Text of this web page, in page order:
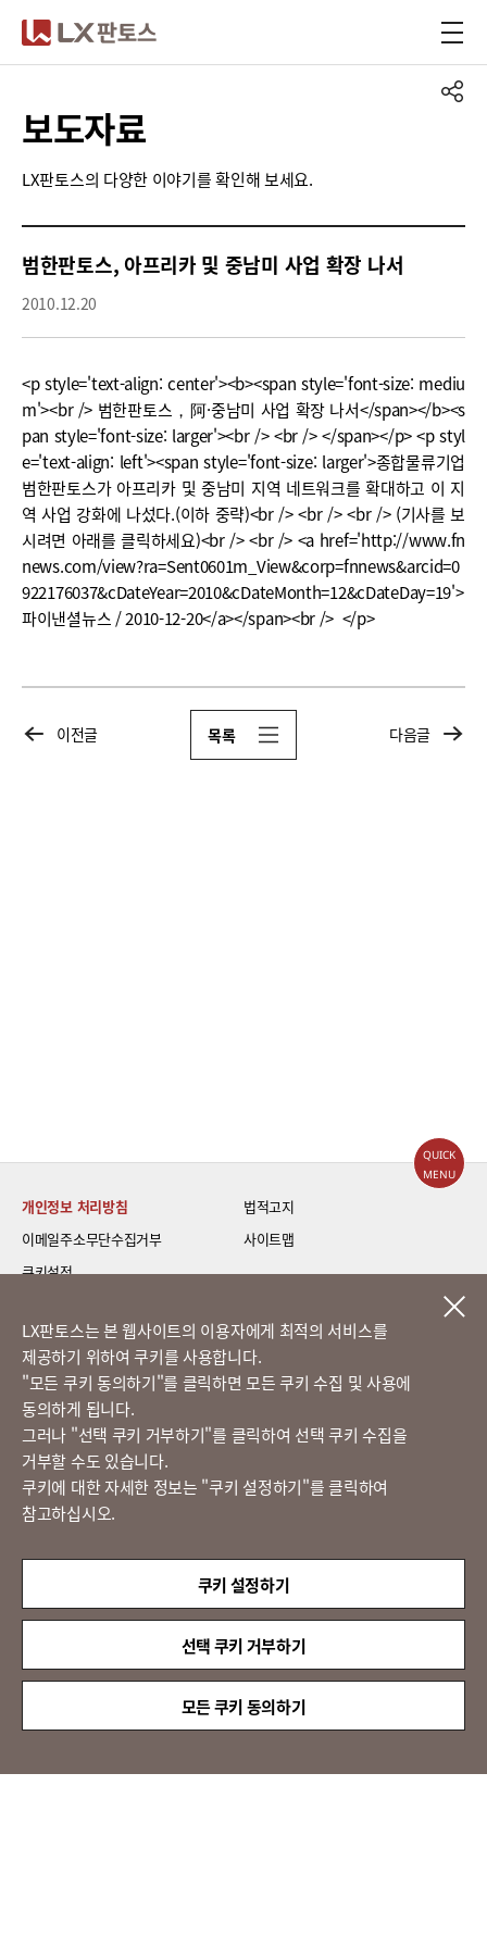
보도자료
LX판토스의 다양한 이야기를 확인해 보세요.
범한판토스, 아프리카 및 중남미 사업 확장 나서
2010.12.20
<p style='text-align: center'><b><span style='font-size: mediu
m'><br /> 범한판토스，阿·중남미 사업 확장 나서</span></b><s
pan style='font-size: larger'><br /> <br /> </span></p> <p styl
e='text-align: left'><span style='font-size: larger'>종합물류기업
범한판토스가 아프리카 및 중남미 지역 네트워크를 확대하고 이 지
역 사업 강화에 나섰다.(이하 중략)<br /> <br /> <br /> (기사를 보
시려면 아래를 클릭하세요)<br /> <br /> <a href='http://www.fn
news.com/view?ra=Sent0601m_View&corp=fnnews&arcid=0
922176037&cDateYear=2010&cDateMonth=12&cDateDay=19'>
파이낸셜뉴스 / 2010-12-20</a></span><br /> </p>
목록
이전글 다음글
QUICK
MENU
개인정보 처리방침
법적고지
이메일주소무단수집거부
사이트맵
쿠키설정
LG 베스트 케어 이전설치
고객의 소리
정도경영 신문고
(주)LX판토스 사업자등록번호 : 116-81-31734
서울시 종로구 새문안로 58
대표전화 :02-3771-2114
해외직구 문의 : 02-3771-2013 / 2014
© LX Pantos Co., Ltd. All rights reserved.
LX판토스는 본 웹사이트의 이용자에게 최적의 서비스를
제공하기 위하여 쿠키를 사용합니다.
​"모든 쿠키 동의하기"를 클릭하면 모든 쿠키 수집 및 사용에
동의하게 됩니다.
그러나 "선택 쿠키 거부하기"를 클릭하여 선택 쿠키 수집을
거부할 수도 있습니다.
쿠키에 대한 자세한 정보는 "쿠키 설정하기"를 클릭하여
참고하십시오.
쿠키 설정하기
선택 쿠키 거부하기
모든 쿠키 동의하기